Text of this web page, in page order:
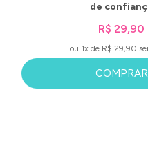
de
R$ 29,90
ou 1x de R$ 29,90
COMPRAR